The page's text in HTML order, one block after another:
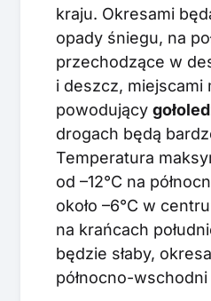
kraju. Okresami
opady śniegu, na
przechodzące w
i deszcz, miejscami
powodujący
drogach będą
Temperatura
od –12°C na
około –6°C w
na krańcach
będzie słaby,
północno-